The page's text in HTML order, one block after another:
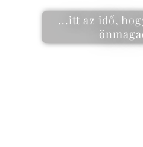
...itt az idő,